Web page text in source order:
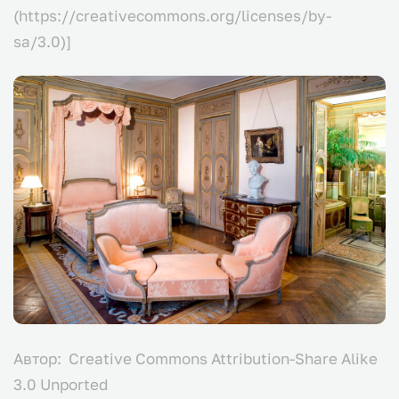
(https://creativecommons.org/licenses/by-
sa/3.0)]
Автор: Creative Commons Attribution-Share Alike
3.0 Unported